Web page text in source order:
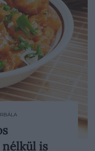
annál, mint
zöldségbeis